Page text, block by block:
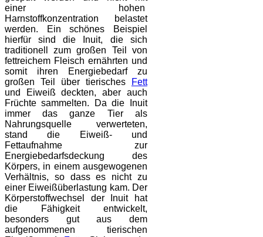
einer hohen
Harnstoffkonzentration belastet
werden. Ein schönes Beispiel
hierfür sind die Inuit, die sich
traditionell zum großen Teil von
fettreichem Fleisch ernährten und
somit ihren Energiebedarf zu
großen Teil über tierisches
Fett
und Eiweiß deckten, aber auch
Früchte sammelten. Da die Inuit
immer das ganze Tier als
Nahrungsquelle verwerteten,
stand die Eiweiß- und
Fettaufnahme zur
Energiebedarfsdeckung des
Körpers, in einem ausgewogenen
Verhältnis, so dass es nicht zu
einer Eiweißüberlastung kam. Der
Körperstoffwechsel der Inuit hat
die Fähigkeit entwickelt,
besonders gut aus dem
aufgenommenen tierischen